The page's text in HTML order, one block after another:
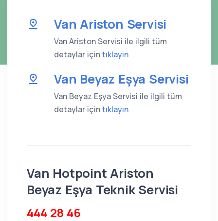
Van Ariston Servisi
Van Ariston Servisi ile ilgili tüm
detaylar içintıklayın
Van Beyaz Eşya Servisi
Van Beyaz Eşya Servisi ile ilgili tüm
detaylar içintıklayın
Van Hotpoint Ariston
Beyaz Eşya Teknik Servisi
444 28 46